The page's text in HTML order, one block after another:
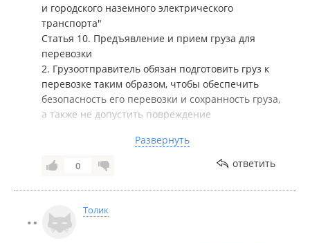
и городского наземного электрического
транспорта"
Статья 10. Предъявление и прием груза для
перевозки
2. Грузоотправитель обязан подготовить груз к
перевозке таким образом, чтобы обеспечить
безопасность его перевозки и сохранность груза,
а также не допустить повреждение
...Клиент не выполнил Условия перевозки и
отказался от предложенной нами, услуги по
упаковке и обрешетке! О чем наглядно
подписано в ТТН при сдаче груза
ОТПРАВИТЕЛЕМ! А так же, не было претензии по
окончанию перевозки ,о чем так же
свидетельствует подпись в акте приемке груза
Развернуть
0 ответить
Толик